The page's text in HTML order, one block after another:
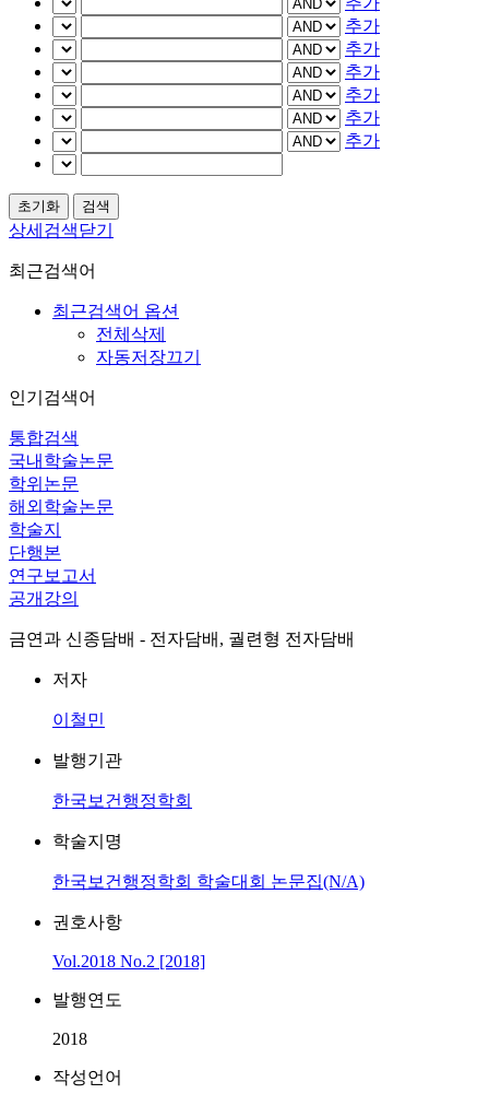
추가
추가
추가
추가
추가
추가
상세검색닫기
최근검색어
최근검색어 옵션
전체삭제
자동저장끄기
인기검색어
통합검색
국내학술논문
학위논문
해외학술논문
학술지
단행본
연구보고서
공개강의
금연과 신종담배 - 전자담배, 궐련형 전자담배
저자
이철민
발행기관
한국보건행정학회
학술지명
한국보건행정학회 학술대회 논문집(N/A)
권호사항
Vol.2018 No.2 [2018]
발행연도
2018
작성언어